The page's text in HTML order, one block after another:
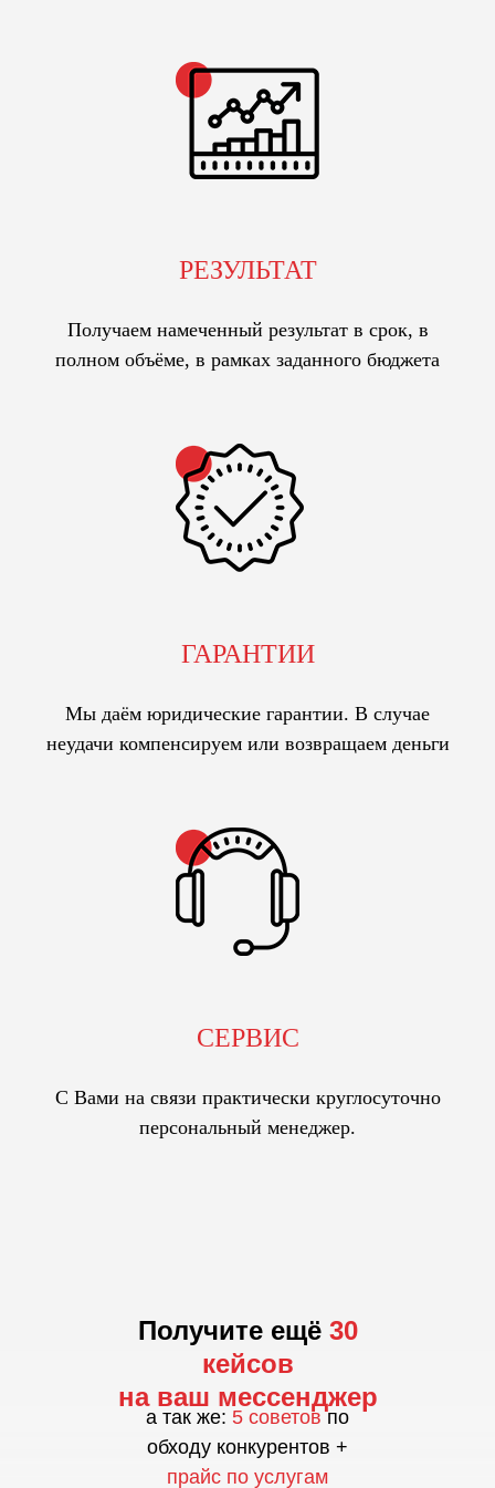
РЕЗУЛЬТАТ
Получаем намеченный результат в срок, в
полном объёме, в рамках заданного бюджета
ГАРАНТИИ
Мы даём юридические гарантии. В случае
неудачи компенсируем или возвращаем деньги
СЕРВИС
С Вами на связи практически круглосуточно
персональный менеджер.
Получите ещё 30
кейсов
на ваш мессенджер
а так же: 5 советов по
обходу конкурентов +
прайс по услугам